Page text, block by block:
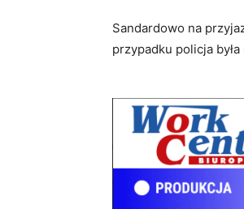
Sandardowo na
przypadku policja